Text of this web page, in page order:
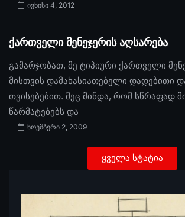
ივნისი 4, 2012
ქართველი მენეჯერის აღსარება
გამარჯობათ, მე ტიპიური ქართველი
მისთვის დამახასიათებელი დადებითი
თვისებებით. მეც მინდა, რომ სწრაფად
წარმატებებს და
ნოემბერი 2, 2009
ყველა სტატია